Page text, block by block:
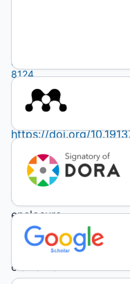
8640-
8124
(unauthenticated)
https://doi.org/
2020-
240311
Keywords:
enclosure
contexts,
ESI,
ciswomen